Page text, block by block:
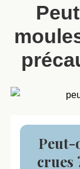
Peut-
crues